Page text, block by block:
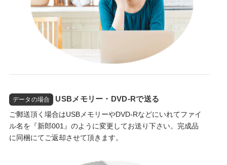
データの場合 USBメモリー・DVD-Rで送る
ご郵送頂く場合はUSBメモリーやDVD-Rなどにいれてファイ
ル名を『新郎001』のように変更してお送り下さい。完成品
に同梱にてご返却させて頂きます。